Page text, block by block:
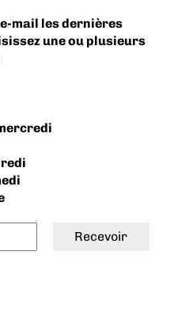
mail les dernières
une ou plusieurs